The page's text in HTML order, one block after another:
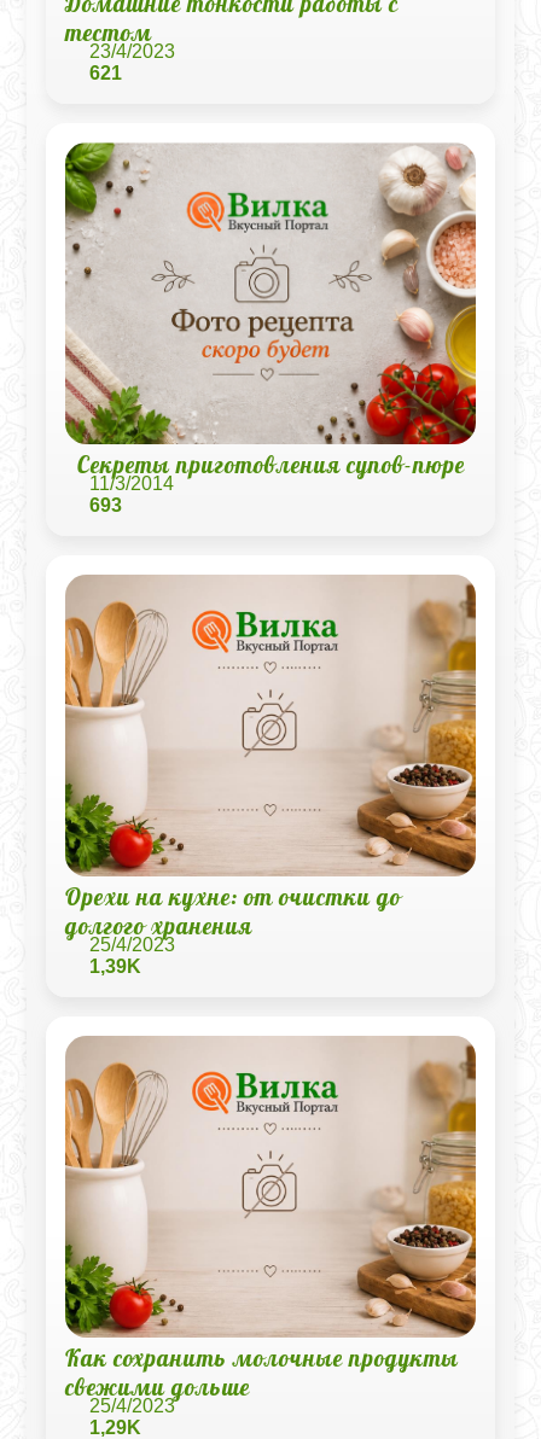
тестом
23/4/2023
621
Секреты приготовления супов-пюре
11/3/2014
693
Орехи на кухне: от очистки до
долгого хранения
25/4/2023
1,39K
Как сохранить молочные продукты
свежими дольше
25/4/2023
1,29K